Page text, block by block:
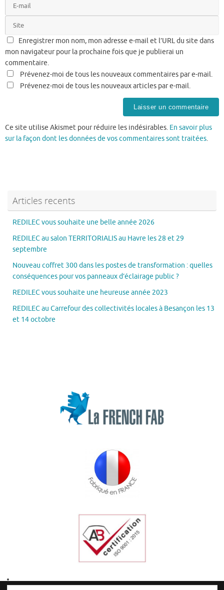
Enregistrer mon nom, mon adresse e-mail et l’URL du site dans
mon navigateur pour la prochaine fois que je publierai un
commentaire.
Prévenez-moi de tous les nouveaux commentaires par e-mail.
Prévenez-moi de tous les nouveaux articles par e-mail.
Ce site utilise Akismet pour réduire les indésirables. En savoir plus
sur la façon dont les données de vos commentaires sont traitées.
Articles recents
REDILEC vous souhaite une belle année 2026
REDILEC au salon TERRITORIALIS au Havre les 28 et 29
septembre
Nouveau coffret 300 dans les postes de transformation : quelles
conséquences pour vos panneaux d’éclairage public ?
REDILEC vous souhaite une heureuse année 2023
REDILEC au Carrefour des collectivités locales à Besançon les 13
et 14 octobre